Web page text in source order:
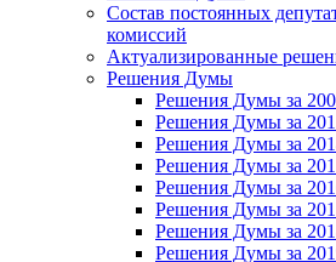
Состав постоянных
комиссий
Актуализированные
Решения Думы
Решения Думы за
Решения Думы за
Решения Думы за
Решения Думы за
Решения Думы за
Решения Думы за
Решения Думы за
Решения Думы за